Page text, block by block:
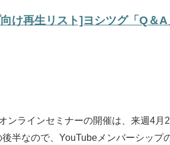
け再生リスト]ヨシツグ「Q＆
ンラインセミナーの開催は、来週4月
半なので、YouTubeメンバーシップ